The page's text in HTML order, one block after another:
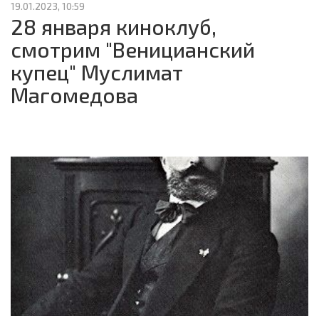
19.01.2023, 10:59
28 января киноклуб,
смотрим "Веницианский
купец" Муслимат
Магомедова